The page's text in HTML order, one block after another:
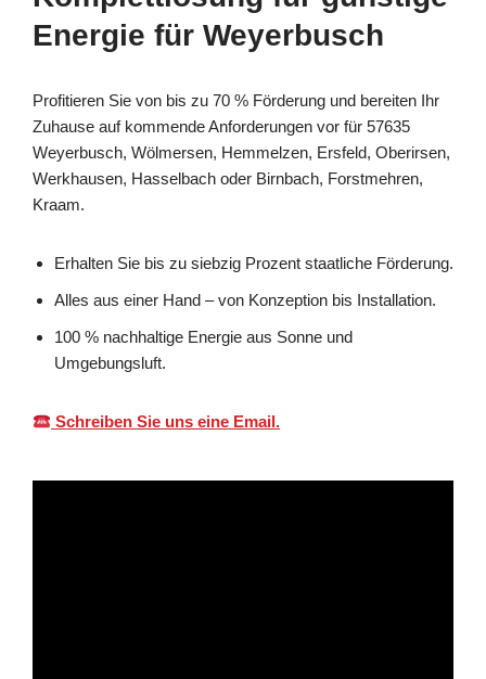
Energie für Weyerbusch
Profitieren Sie von bis zu 70 % Förderung und bereiten Ihr
Zuhause auf kommende Anforderungen vor für 57635
Weyerbusch, Wölmersen, Hemmelzen, Ersfeld, Oberirsen,
Werkhausen, Hasselbach oder Birnbach, Forstmehren,
Kraam.
Erhalten Sie bis zu siebzig Prozent staatliche Förderung.
Alles aus einer Hand – von Konzeption bis Installation.
100 % nachhaltige Energie aus Sonne und
Umgebungsluft.
Schreiben Sie uns eine Email.